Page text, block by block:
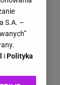
S.A. –
iPolityka